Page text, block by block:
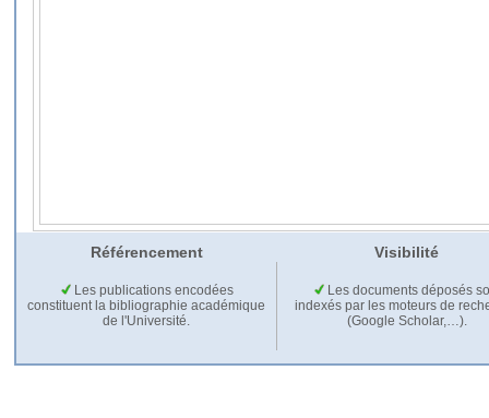
Référencement Visibilité
Les publications encodées
constituent la bibliographie académique
de l'Université.
Les documents déposés
indexés par les moteurs de
(Google Scholar,…).